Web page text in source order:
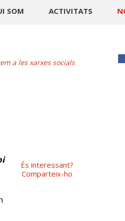
SOM ACTIVITATS
a les xarxes socials
És interessant?
Comparteix-ho